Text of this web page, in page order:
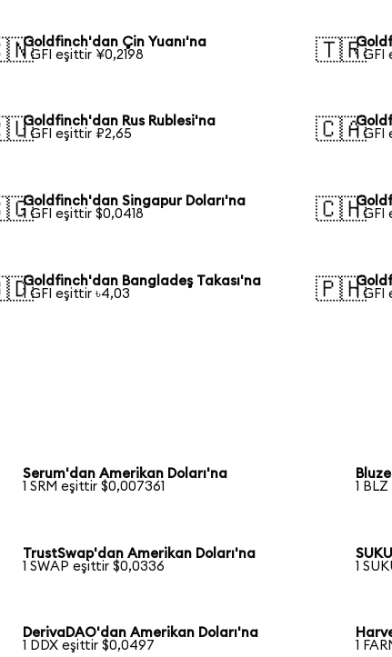
Goldfinch'dan Çin Yuanı'na
1 GFI eşittir ¥0,2198
🇹🇷1 GFI
Goldfinch'dan Rus Rublesi'na
1 GFI eşittir ₽2,65
🇨🇦
1
Goldfinch'dan Singapur Doları'na
1 GFI eşittir $0,0418
🇨🇭
1
Goldfinch'dan Bangladeş Takası'na
1 GFI eşittir ৳4,03
🇵🇭1 GFI
Serum'dan Amerikan Doları'na
1 SRM eşittir $0,007361
1
TrustSwap'dan Amerikan Doları'na
1 SWAP eşittir $0,0336
1
DerivaDAO'dan Amerikan Doları'na
1 DDX eşittir $0,0497
1